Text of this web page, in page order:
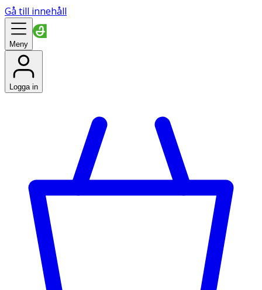
Gå till innehåll
Meny
Logga in